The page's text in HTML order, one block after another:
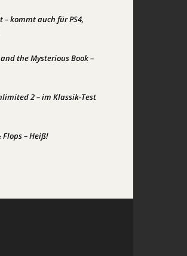
– kommt auch für PS4,
the Mysterious Book –
2 – im Klassik-Test
Flops – Heiß!